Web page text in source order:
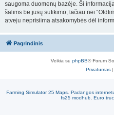
saugoma duomenų bazėje. Ši
šalims be jūsų sutikimo, tačiau nei
atveju neprisiima atsakomybės dėl
Pagrindinis
Veikia su phpBB® Forum
Privatumas|
Farming Simulator 25 Maps. Padangos
fs25 modhub Euro